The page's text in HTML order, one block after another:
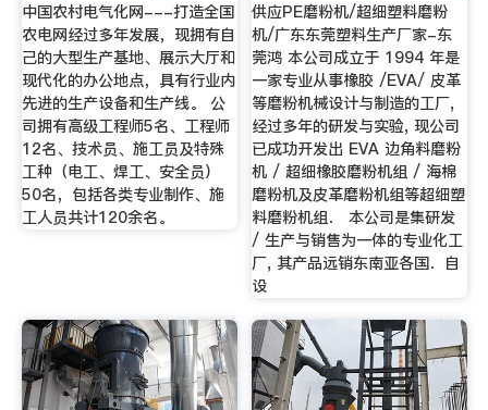
中国农村电气化网---打造全国
农电网经过多年发展，现拥有自
己的大型生产基地、展示大厅和
现代化的办公地点，具有行业内
先进的生产设备和生产线。 公
司拥有高级工程师5名、工程师
12名、技术员、施工员及特殊
工种（电工、焊工、安全员）
50名，包括各类专业制作、施
工人员共计120余名。
供应PE磨粉机/超细塑料磨粉
机/广东东莞塑料生产厂家-东
莞鸿 本公司成立于 1994 年是
一家专业从事橡胶 /EVA/ 皮革
等磨粉机械设计与制造的工厂,
经过多年的研发与实验, 现公司
已成功开发出 EVA 边角料磨粉
机 / 超细橡胶磨粉机组 / 海棉
磨粉机及皮革磨粉机组等超细塑
料磨粉机组． 本公司是集研发
/ 生产与销售为一体的专业化工
厂, 其产品远销东南亚各国．自
设